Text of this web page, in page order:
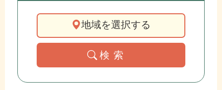
地域を選択する
検索